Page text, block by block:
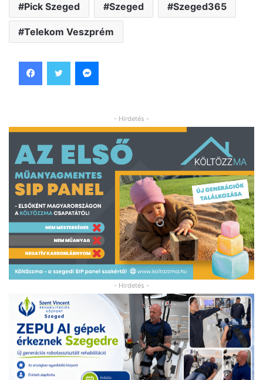
Pick Szeged Szeged Szeged365
Telekom Veszprém
- Hirdetés -
- Hirdetés -